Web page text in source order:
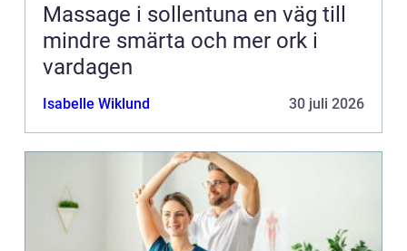
Massage i sollentuna en väg till
mindre smärta och mer ork i
vardagen
Isabelle Wiklund 30 juli 2026